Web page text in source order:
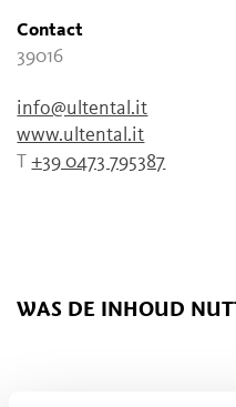
Contact
39016
info@ultental.it
www.ultental.it
T+39 0473 795387
WAS DE INHOUD